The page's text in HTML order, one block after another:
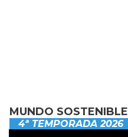
MUNDO SOSTENIBLE
4ª TEMPORADA 2026